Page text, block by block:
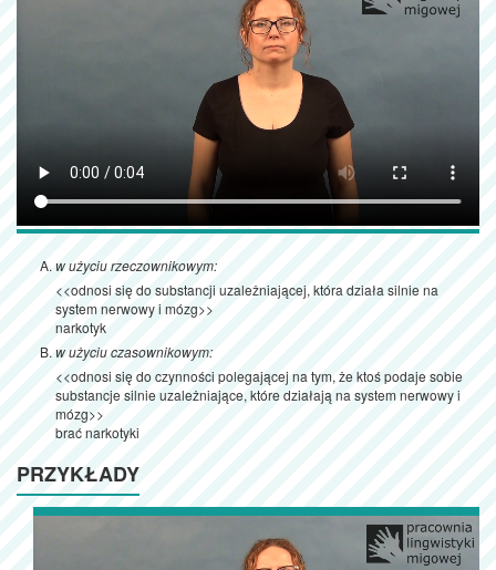
w użyciu rzeczownikowym:
<<odnosi się do substancji uzależniającej, która działa silnie na
system nerwowy i mózg>>
narkotyk
w użyciu czasownikowym:
<<odnosi się do czynności polegającej na tym, że ktoś podaje sobie
substancje silnie uzależniające, które działają na system nerwowy i
mózg>>
brać narkotyki
PRZYKŁADY